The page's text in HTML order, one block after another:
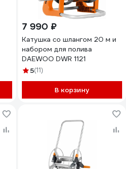
7 990 ₽
Катушка со шлангом 20 м и
набором для полива
DAEWOO DWR 1121
5(11)
В корзину